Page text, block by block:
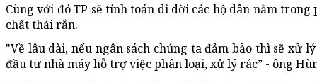
Cùng với đó TP sẽ tính toán di dời các hộ dân nằm
chất thải rắn.
"Về lâu dài, nếu ngân sách chúng ta đảm bảo thì sẽ xử
đầu tư nhà máy hỗ trợ việc phân loại, xử lý rác” - ông